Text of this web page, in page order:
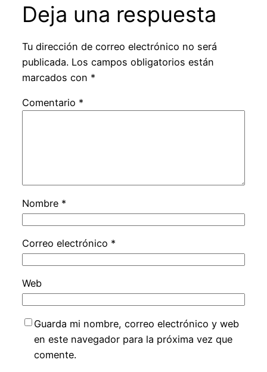
Deja una respuesta
Tu dirección de correo electrónico no será
publicada. Los campos obligatorios están
marcados con *
Comentario *
Nombre *
Correo electrónico *
Web
Guarda mi nombre, correo electrónico y web
en este navegador para la próxima vez que
comente.